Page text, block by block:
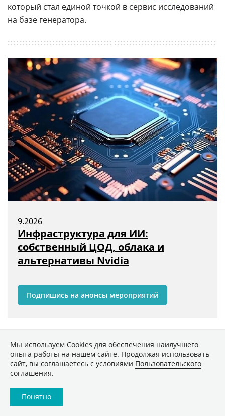
который стал единой точкой в сервис исследований
на базе генератора.
Подпишись на анонсы мероприятий
Инфраструктура для ИИ:
собственный ЦОД, облака и
альтернативы Nvidia
9.2026
Эксперт подробно остановился на «генераторе
исследований»: «Это сервис, который анализирует
элементы. На основе этого анализа система
автоматически формирует набор
Мы используем Сookies для обеспечения наилучшего
опыта работы на нашем сайте. Продолжая использовать
сайт, вы соглашаетесь с условиями Пользовательского
соглашения.
Понятно